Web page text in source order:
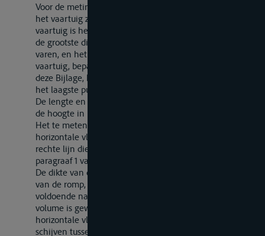
Voor de meting van een vaartuig worden de maten aan
het vaartuig zelf gemeten. Het te meten deel van het
vaartuig is het deel dat begrepen is tussen het vlak van
de grootste diepgang, tot welke het vaartuig zal kunnen
varen, en hetzij het vlak van inzinking van het ledige
vaartuig, bepaald volgens paragraaf 1 van artikel 7 van
deze Bijlage, hetzij het horizontale vlak, gaande door
het laagste punt van de romp van het vaartuig.
De lengte en breedte worden in centimeters uitgevoerd,
de hoogte in millimeters.
Het te meten deel van het vaartuig wordt door
horizontale vlakken of door vlakken, gaande door een
rechte lijn die de snijlijn van de vlakken, bedoeld in
paragraaf 1 van dit artikel, vormt, verdeeld in schijven.
De dikte van de schijven moet, in verband met de vorm
van de romp, op zodanige wijze worden gekozen, dat
voldoende nauwkeurigheid bij de berekening van het
volume is gewaarborgd; de afstand tussen de
horizontale vlakken of de gemiddelde dikte van de
schijven tussen de elkaar snijdende vlakken moet, voor